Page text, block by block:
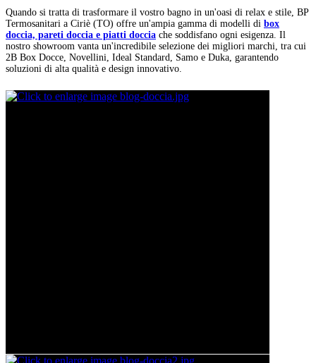
Quando si tratta di trasformare il vostro bagno in un'oasi di relax e stile, BP
Termosanitari a Ciriè (TO) offre un'ampia gamma di modelli di box
doccia, pareti doccia e piatti doccia che soddisfano ogni esigenza. Il
nostro showroom vanta un'incredibile selezione dei migliori marchi, tra cui
2B Box Docce, Novellini, Ideal Standard, Samo e Duka, garantendo
soluzioni di alta qualità e design innovativo.